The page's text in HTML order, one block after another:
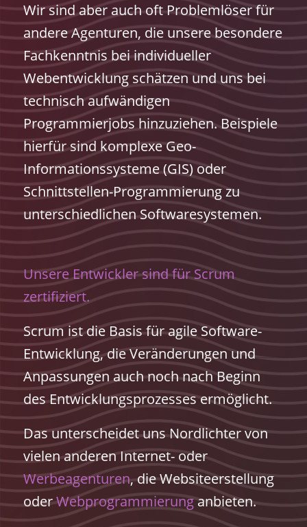
Wir sind aber auch oft Problemlöser für
andere Agenturen, die unsere besondere
Fachkenntnis bei individueller
Webentwicklung schätzen und uns bei
technisch aufwändigen
Programmierjobs hinzuziehen. Beispiele
hierfür sind komplexe Geo-
Informationssysteme (GIS) oder
Schnittstellen-Programmierung zu
unterschiedlichen Softwaresystemen.
Unsere Entwickler sind für Scrum
zertifiziert.
Scrum ist die Basis für agile Software-
Entwicklung, die Veränderungen und
Anpassungen auch noch nach Beginn
des Entwicklungsprozesses ermöglicht.
Das unterscheidet uns Nordlichter von
vielen anderen Internet- oder
Werbeagenturen, die Websiteerstellung
oderWebprogrammierunganbieten.